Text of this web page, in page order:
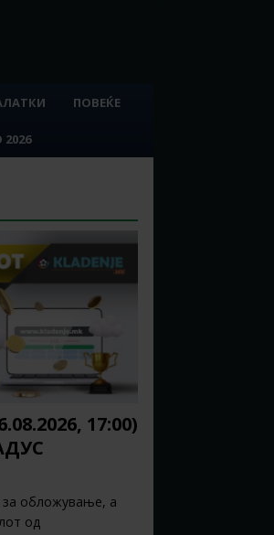
ПОВЕЌЕ
17:00)
за обложување, а
од